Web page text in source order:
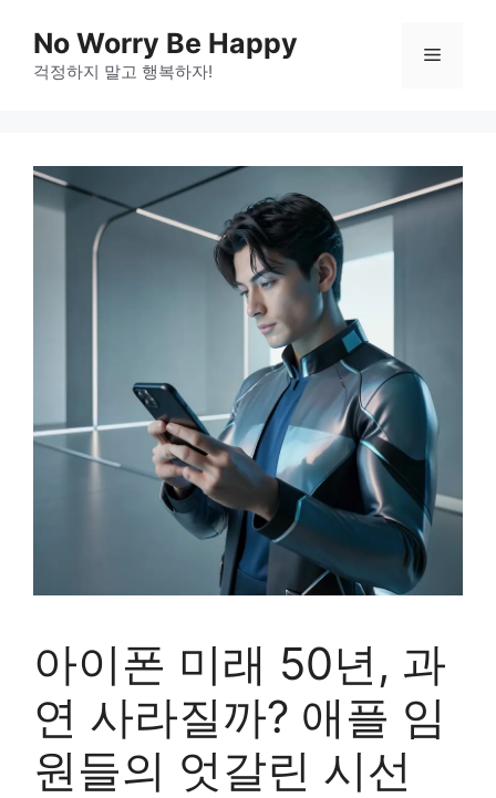
content
No Worry Be Happy
걱정하지 말고 행복하자!
Menu
아이폰 미래 50년, 과
연 사라질까? 애플 임
원들의 엇갈린 시선